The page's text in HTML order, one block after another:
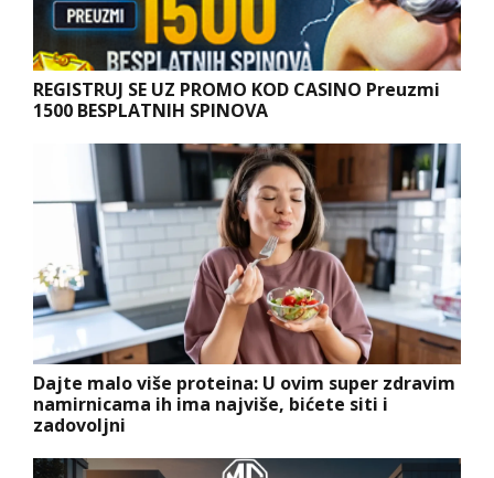
REGISTRUJ SE UZ PROMO KOD CASINO Preuzmi
1500 BESPLATNIH SPINOVA
Dajte malo više proteina: U ovim super zdravim
namirnicama ih ima najviše, bićete siti i
zadovoljni